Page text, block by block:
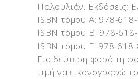
Παλουλιάν. Εκδόσεις:
ISBN τόμου Α: 978-
ISBN τόμου Β: 978-
ISBN τόμου Γ: 978-
Για δεύτερη φορά τη
τιμή να εικονογραφώ